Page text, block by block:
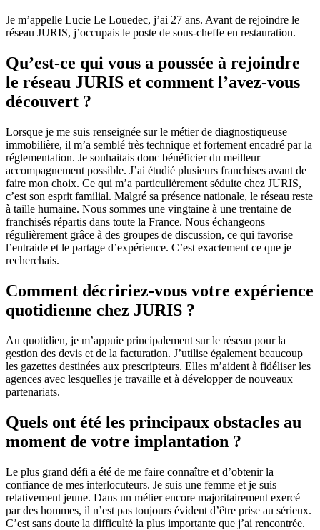
Je m’appelle Lucie Le Louedec, j’ai 27 ans. Avant de rejoindre le
réseau JURIS, j’occupais le poste de sous-cheffe en restauration.
Qu’est-ce qui vous a poussée à rejoindre
le réseau JURIS et comment l’avez-vous
découvert ?
Lorsque je me suis renseignée sur le métier de diagnostiqueuse
immobilière, il m’a semblé très technique et fortement encadré par la
réglementation. Je souhaitais donc bénéficier du meilleur
accompagnement possible. J’ai étudié plusieurs franchises avant de
faire mon choix. Ce qui m’a particulièrement séduite chez JURIS,
c’est son esprit familial. Malgré sa présence nationale, le réseau reste
à taille humaine. Nous sommes une vingtaine à une trentaine de
franchisés répartis dans toute la France. Nous échangeons
régulièrement grâce à des groupes de discussion, ce qui favorise
l’entraide et le partage d’expérience. C’est exactement ce que je
recherchais.
Comment décririez-vous votre expérience
quotidienne chez JURIS ?
Au quotidien, je m’appuie principalement sur le réseau pour la
gestion des devis et de la facturation. J’utilise également beaucoup
les gazettes destinées aux prescripteurs. Elles m’aident à fidéliser les
agences avec lesquelles je travaille et à développer de nouveaux
partenariats.
Quels ont été les principaux obstacles au
moment de votre implantation ?
Le plus grand défi a été de me faire connaître et d’obtenir la
confiance de mes interlocuteurs. Je suis une femme et je suis
relativement jeune. Dans un métier encore majoritairement exercé
par des hommes, il n’est pas toujours évident d’être prise au sérieux.
C’est sans doute la difficulté la plus importante que j’ai rencontrée.